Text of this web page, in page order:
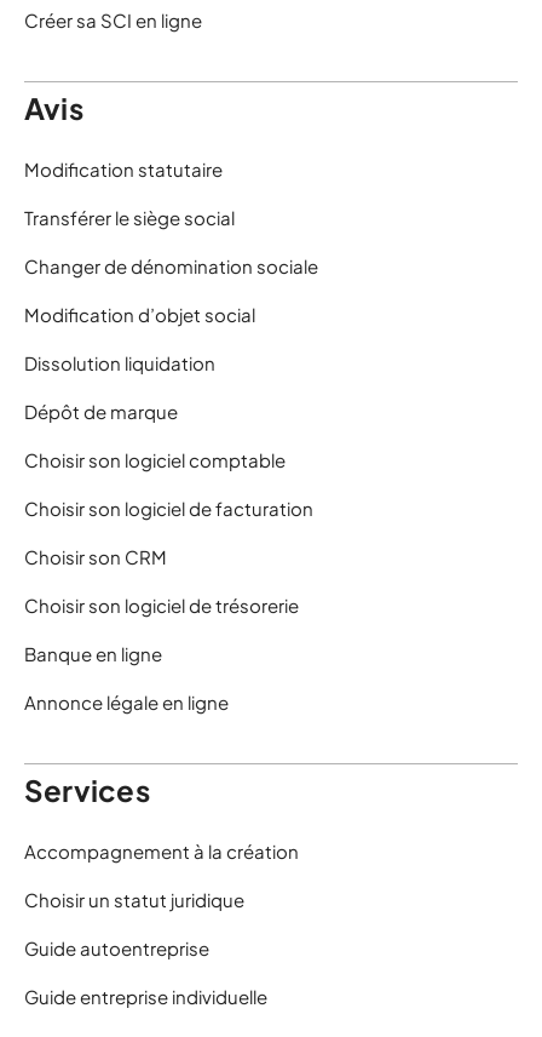
Créer sa SCI en ligne
Avis
Modification statutaire
Transférer le siège social
Changer de dénomination sociale
Modification d’objet social
Dissolution liquidation
Dépôt de marque
Choisir son logiciel comptable
Choisir son logiciel de facturation
Choisir son CRM
Choisir son logiciel de trésorerie
Banque en ligne
Annonce légale en ligne
Services
Accompagnement à la création
Choisir un statut juridique
Guide autoentreprise
Guide entreprise individuelle